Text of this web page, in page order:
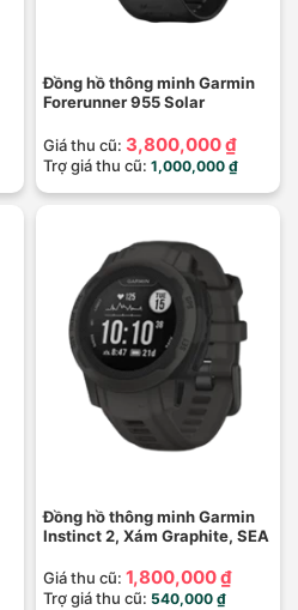
Đồng hồ thông minh Garmin
Forerunner 955 Solar
Giá thu cũ: 3,800,000 ₫
Trợ giá thu cũ: 1,000,000 ₫
Đồng hồ thông minh Garmin
Instinct 2, Xám Graphite, SEA
Giá thu cũ: 1,800,000 ₫
Trợ giá thu cũ: 540,000 ₫